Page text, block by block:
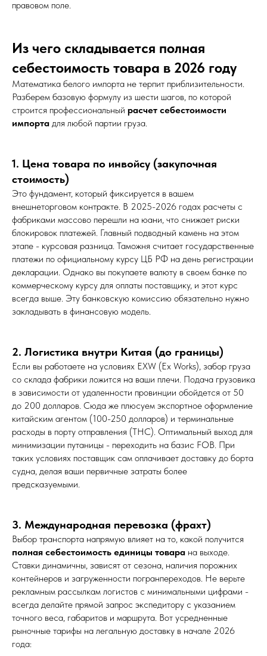
правовом поле.
Из чего складывается полная
себестоимость товара в 2026 году
Математика белого импорта не терпит приблизительности.
Разберем базовую формулу из шести шагов, по которой
строится профессиональный расчет себестоимости
импорта для любой партии груза.
1. Цена товара по инвойсу (закупочная
стоимость)
Это фундамент, который фиксируется в вашем
внешнеторговом контракте. В 2025-2026 годах расчеты с
фабриками массово перешли на юани, что снижает риски
блокировок платежей. Главный подводный камень на этом
этапе - курсовая разница. Таможня считает государственные
платежи по официальному курсу ЦБ РФ на день регистрации
декларации. Однако вы покупаете валюту в своем банке по
коммерческому курсу для оплаты поставщику, и этот курс
всегда выше. Эту банковскую комиссию обязательно нужно
закладывать в финансовую модель.
2. Логистика внутри Китая (до границы)
Если вы работаете на условиях EXW (Ex Works), забор груза
со склада фабрики ложится на ваши плечи. Подача грузовика
в зависимости от удаленности провинции обойдется от 50
до 200 долларов. Сюда же плюсуем экспортное оформление
китайским агентом (100-250 долларов) и терминальные
расходы в порту отправления (THC). Оптимальный выход для
минимизации путаницы - переходить на базис FOB. При
таких условиях поставщик сам оплачивает доставку до борта
судна, делая ваши первичные затраты более
предсказуемыми.
3. Международная перевозка (фрахт)
Выбор транспорта напрямую влияет на то, какой получится
полная себестоимость единицы товара на выходе.
Ставки динамичны, зависят от сезона, наличия порожних
контейнеров и загруженности погранпереходов. Не верьте
рекламным рассылкам логистов с минимальными цифрами -
всегда делайте прямой запрос экспедитору с указанием
точного веса, габаритов и маршрута. Вот усредненные
рыночные тарифы на легальную доставку в начале 2026
года: